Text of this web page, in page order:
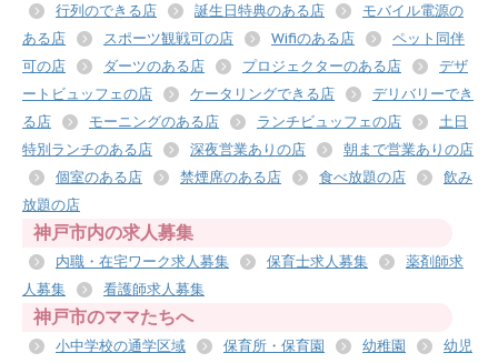
行列のできる店 誕生日特典のある店
モバイル電源の
ある店
スポーツ観戦可の店 Wifiのある店
ペット同伴
可の店
ダーツのある店 プロジェクターのある店
デザ
ートビュッフェの店
ケータリングできる店
デリバリーでき
る店
モーニングのある店 ランチビュッフェの店
土日
特別ランチのある店
深夜営業ありの店
朝まで営業ありの店
個室のある店
禁煙席のある店 食べ放題の店
飲み
放題の店
神戸市内の求人募集
内職・在宅ワーク求人募集 保育士求人募集
薬剤師求
人募集
看護師求人募集
神戸市のママたちへ
小中学校の通学区域 保育所・保育園 幼稚園
幼児